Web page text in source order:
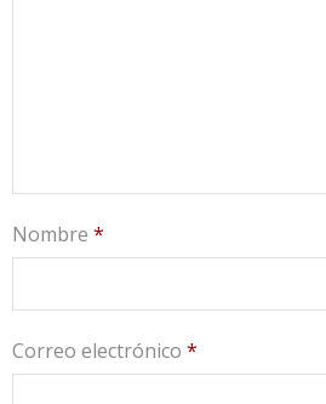
Nombre *
Correo electrónico *